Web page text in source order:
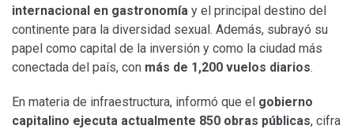
internacional en gastronomía y el principal destino del
continente para la diversidad sexual. Además, subrayó su
papel como capital de la inversión y como la ciudad más
conectada del país, con más de 1,200 vuelos diarios.
En materia de infraestructura, informó que el gobierno
capitalino ejecuta actualmente 850 obras públicas, cifra